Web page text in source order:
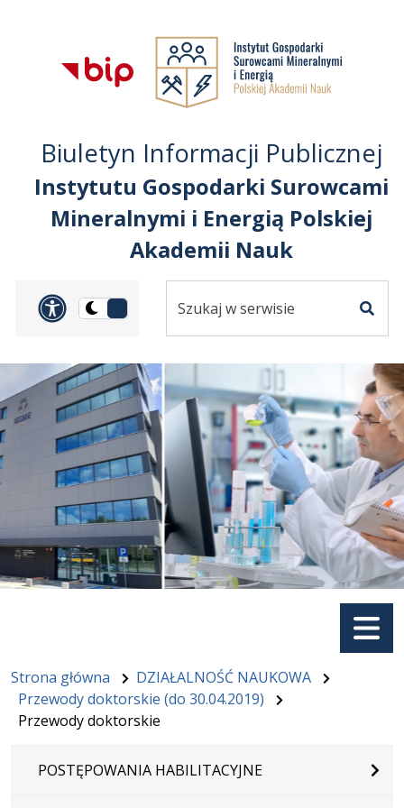
Przejdź do
głównego menu
Przejdź do treści
Przejdź do mapy
serwisu
Biuletyn Informacji Publicznej
Instytutu Gospodarki Surowcami
Mineralnymi i Energią Polskiej
Akademii Nauk
Panel dostosowania
Przełącz
ciemną
serwisie
Menu
Strona główna
DZIAŁALNOŚĆ NAUKOWA
Przewody doktorskie (do 30.04.2019)
Przewody doktorskie
POSTĘPOWANIA HABILITACYJNE